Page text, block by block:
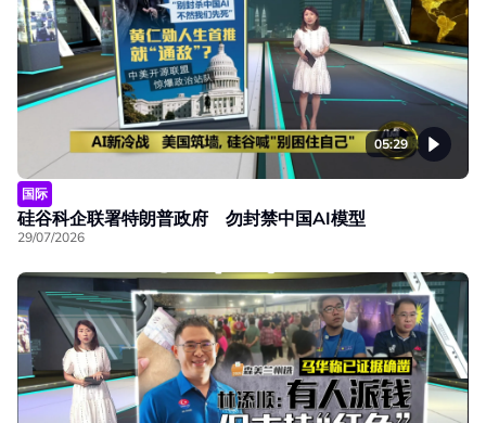
05:29
国际
硅谷科企联署特朗普政府 勿封禁中国AI模型
29/07/2026